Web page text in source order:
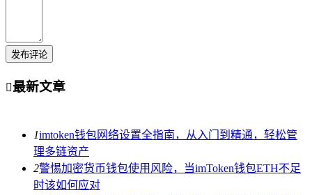
发布评论
最新文章
1imtoken钱包网络设置全指南，从入门到精通，轻松管
理多链资产
2警惕加密货币钱包使用风险，当imToken钱包ETH不足
时该如何应对